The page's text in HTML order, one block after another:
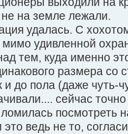
не на земле лежали.
удалась. С
мимо удивленной
тем, куда именно
размера со
и до пола (даже чуть-
сейчас
посмотреть
ведь не то,